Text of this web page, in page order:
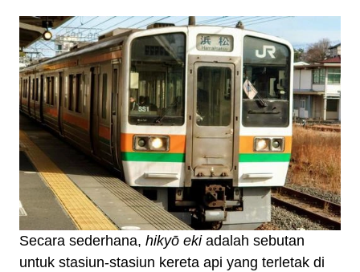
Secara sederhana, hikyō ekiadalah sebutan
untuk stasiun-stasiun kereta api yang terletak di